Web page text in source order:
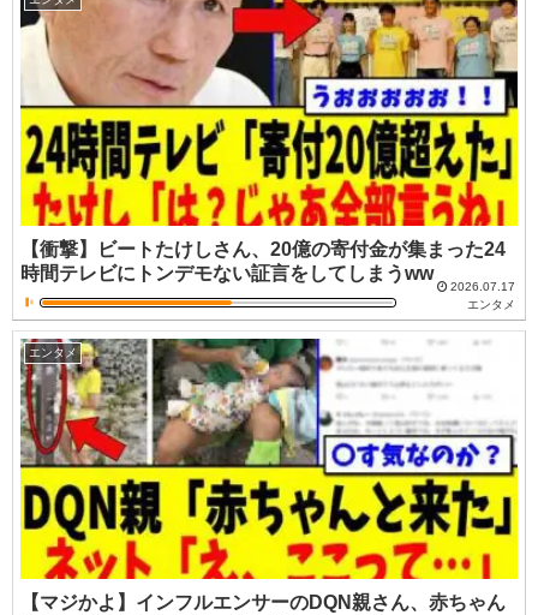
【衝撃】ビートたけしさん、20億の寄付金が集まった24
時間テレビにトンデモない証言をしてしまうww
2026.07.17
エンタメ
エンタメ
【マジかよ】インフルエンサーのDQN親さん、赤ちゃん